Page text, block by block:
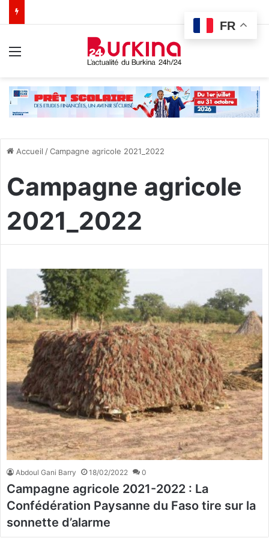
Accueil /Campagne agricole 2021_2022
Campagne agricole
2021_2022
Abdoul Gani Barry 18/02/2022 0
Campagne agricole 2021-2022 : La
Confédération Paysanne du Faso tire sur la
sonnette d’alarme
FR